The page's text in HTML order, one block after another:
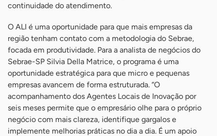
continuidade do atendimento.
O ALI é uma oportunidade para que mais empresas da
região tenham contato com a metodologia do Sebrae,
focada em produtividade. Para a analista de negócios do
Sebrae-SP Silvia Della Matrice, o programa é uma
oportunidade estratégica para que micro e pequenas
empresas avancem de forma estruturada. “O
acompanhamento dos Agentes Locais de Inovação por
seis meses permite que o empresário olhe para o próprio
negócio com mais clareza, identifique gargalos e
implemente melhorias práticas no dia a dia. É um apoio